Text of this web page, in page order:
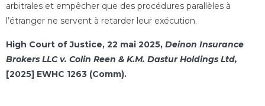
arbitrales et empêcher que des procédures parallèles à
l’étranger ne servent à retarder leur exécution.
High Court of Justice, 22 mai 2025, Deinon Insurance
Brokers LLC v. Colin Reen & K.M. Dastur Holdings Ltd,
[2025] EWHC 1263 (Comm).